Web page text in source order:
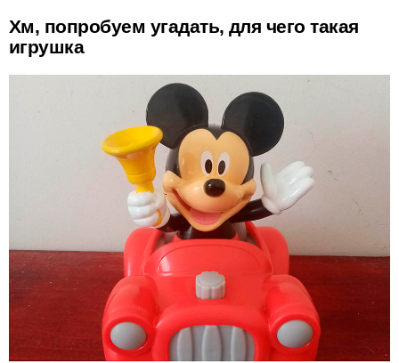
Хм, попробуем угадать, для чего такая
игрушка